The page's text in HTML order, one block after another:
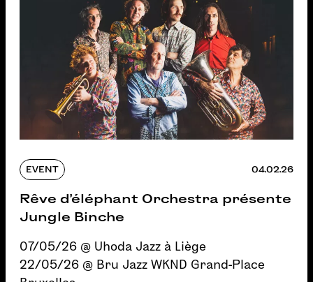
EVENT 04.02.26
Rêve d’éléphant Orchestra présente
Jungle Binche
07/05/26 @ Uhoda Jazz à Liège
22/05/26 @ Bru Jazz WKND Grand-Place